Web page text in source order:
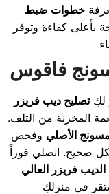
خطوات ضبط
بأعلى كفاءة وتوفر
فاقوس
لكِتصليح ديب فريزر
المخزنة من التلف.
الأصلي وفحص
صحيح. اتصلي فوراً
فريزر العالي